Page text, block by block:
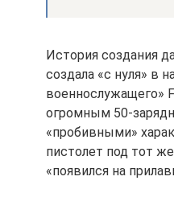
История создания
создала «с нуля» в
военнослужащего»
огромным 50-
«пробивными»
пистолет под тот
«появился на